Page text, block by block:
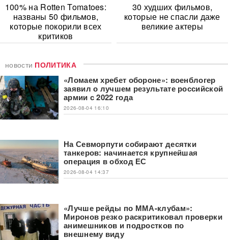
100% на Rotten Tomatoes:
названы 50 фильмов,
которые покорили всех
критиков
30 худших фильмов,
которые не спасли даже
великие актеры
новости ПОЛИТИКА
«Ломаем хребет обороне»: военблогер
заявил о лучшем результате российской
армии с 2022 года
2026-08-04 16:10
На Севморпути собирают десятки
танкеров: начинается крупнейшая
операция в обход ЕС
2026-08-04 14:37
«Лучше рейды по ММА-клубам»:
Миронов резко раскритиковал проверки
анимешников и подростков по
внешнему виду